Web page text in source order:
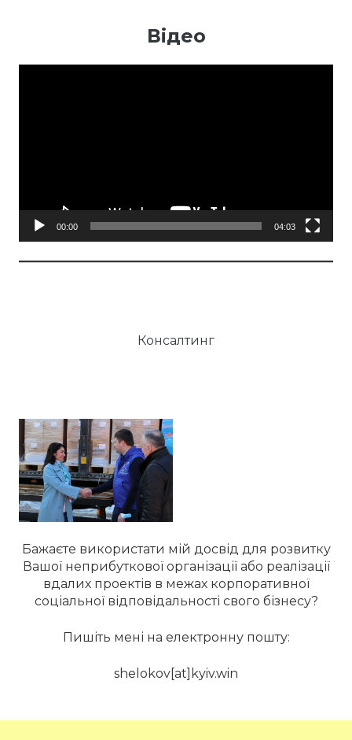
Відео
00:00 04:03
Консалтинг
Бажаєте використати мій досвід для розвитку
Вашої неприбуткової організації або реалізації
вдалих проектів в межах корпоративної
соціальної відповідальності свого бізнесу?
Пишіть мені на електронну пошту:
shelokov[at]kyiv.win